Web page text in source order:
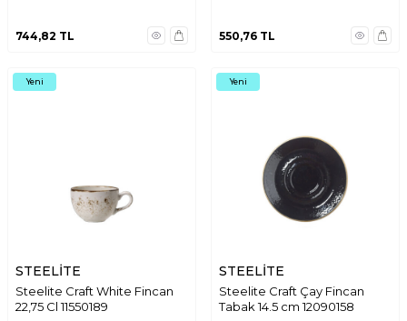
744,82 TL 550,76 TL
Yeni
STEELİTE
Steelite Craft White Fincan
22,75 Cl 11550189
Yeni
STEELİTE
Steelite Craft Çay Fincan
Tabak 14.5 cm 12090158